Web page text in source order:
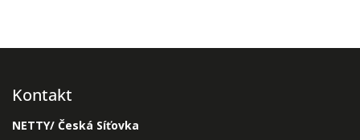
Kontakt
NETTY/ Česká Síťovka